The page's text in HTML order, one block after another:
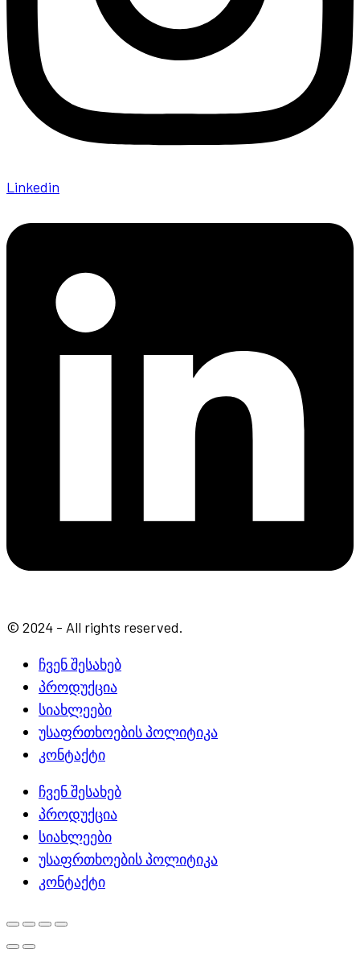
Linkedin
© 2024 - All rights reserved.
ჩვენ შესახებ
პროდუქცია
სიახლეები
უსაფრთხოების პოლიტიკა
კონტაქტი
ჩვენ შესახებ
პროდუქცია
სიახლეები
უსაფრთხოების პოლიტიკა
კონტაქტი